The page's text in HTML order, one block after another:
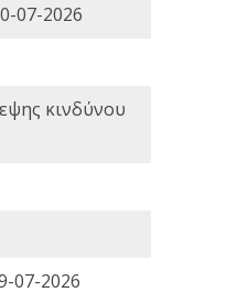
07-2026
κινδύνου
07-2026